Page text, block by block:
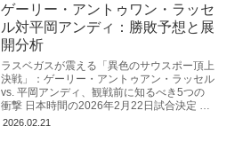
ゲーリー・アントゥワン・ラッセ
ル対平岡アンディ：勝敗予想と展
開分析
ラスベガスが震える「異色のサウスポー頂上
決戦」：ゲーリー・アントゥアン・ラッセル
vs. 平岡アンディ、観戦前に知るべき5つの
衝撃 日本時間の2026年2月22日試合決定 ゲ
ーリー・アントゥアン・ラッセルVS平岡ア
2026.02.21